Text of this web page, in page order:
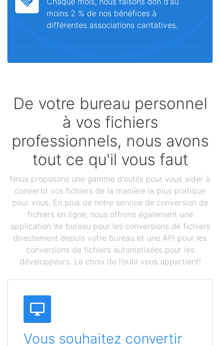
moins 2 % de nos bénéfices à
différentes associations caritatives.
De votre bureau personnel
à vos fichiers
professionnels, nous avons
tout ce qu'il vous faut
Nous proposons une gamme d'outils pour vous aider à
convertir vos fichiers de la manière la plus pratique
pour vous. En plus de notre service de conversion de
fichiers en ligne, nous offrons également une
application de bureau pour les conversions de fichiers
directement depuis votre bureau et une API pour les
conversions de fichiers automatisées pour les
développeurs. Le choix de l'outil vous appartient!
Vous souhaitez convertir